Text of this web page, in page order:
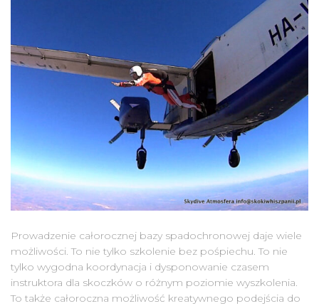
Prowadzenie całorocznej bazy spadochronowej daje wiele
możliwości. To nie tylko szkolenie bez pośpiechu. To nie
tylko wygodna koordynacja i dysponowanie czasem
instruktora dla skoczków o różnym poziomie wyszkolenia.
To także całoroczna możliwość kreatywnego podejścia do